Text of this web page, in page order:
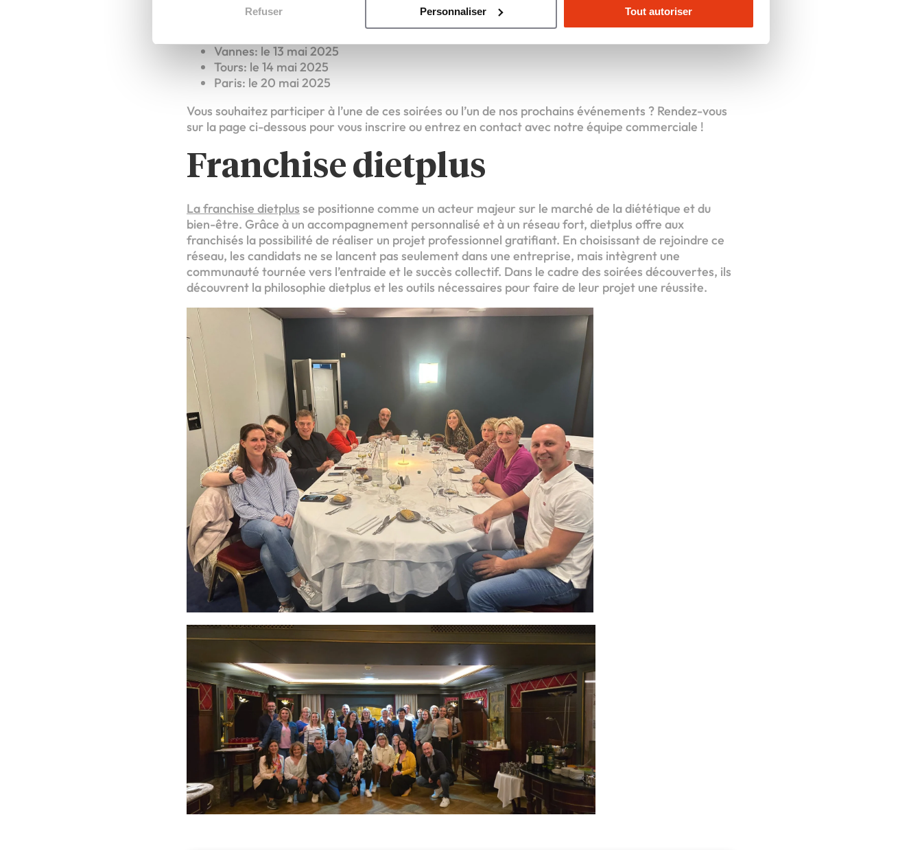
Refuser Personnaliser Tout autoriser
Le succès de nos Soirées Découverte se poursuit et vous avez encore l’opportunité d’y participer :
Vannes: le 13 mai 2025
Tours: le 14 mai 2025
Paris: le 20 mai 2025
Vous souhaitez participer à l’une de ces soirées ou l’un de nos prochains événements ? Rendez-vous
sur la page ci-dessous pour vous inscrire ou entrez en contact avec notre équipe commerciale !
Franchise dietplus
La franchise dietplus se positionne comme un acteur majeur sur le marché de la diététique et du
bien-être. Grâce à un accompagnement personnalisé et à un réseau fort, dietplus offre aux
franchisés la possibilité de réaliser un projet professionnel gratifiant. En choisissant de rejoindre ce
réseau, les candidats ne se lancent pas seulement dans une entreprise, mais intègrent une
communauté tournée vers l’entraide et le succès collectif. Dans le cadre des soirées découvertes, ils
découvrent la philosophie dietplus et les outils nécessaires pour faire de leur projet une réussite.